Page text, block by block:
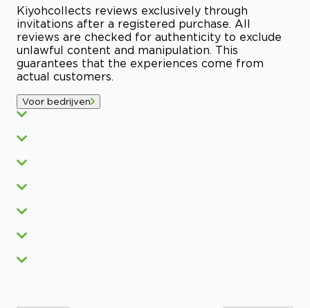
Kiyohcollects reviews exclusively through
invitations after a registered purchase. All
reviews are checked for authenticity to exclude
unlawful content and manipulation. This
guarantees that the experiences come from
actual customers.
Voor bedrijven